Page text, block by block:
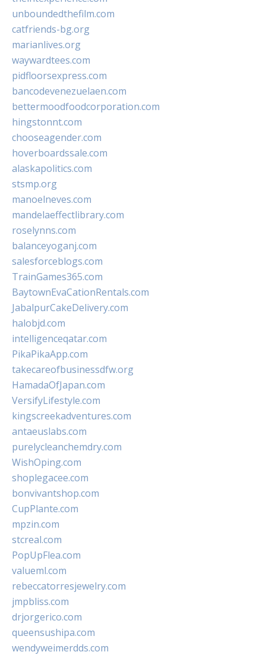
unboundedthefilm.com
catfriends-bg.org
marianlives.org
waywardtees.com
pidfloorsexpress.com
bancodevenezuelaen.com
bettermoodfoodcorporation.com
hingstonnt.com
chooseagender.com
hoverboardssale.com
alaskapolitics.com
stsmp.org
manoelneves.com
mandelaeffectlibrary.com
roselynns.com
balanceyoganj.com
salesforceblogs.com
TrainGames365.com
BaytownEvaCationRentals.com
JabalpurCakeDelivery.com
halobjd.com
intelligenceqatar.com
PikaPikaApp.com
takecareofbusinessdfw.org
HamadaOfJapan.com
VersifyLifestyle.com
kingscreekadventures.com
antaeuslabs.com
purelycleanchemdry.com
WishOping.com
shoplegacee.com
bonvivantshop.com
CupPlante.com
mpzin.com
stcreal.com
PopUpFlea.com
valueml.com
rebeccatorresjewelry.com
jmpbliss.com
drjorgerico.com
queensushipa.com
wendyweimerdds.com